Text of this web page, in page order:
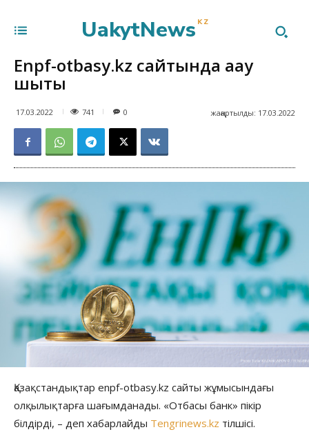
UakytNews KZ
Еnpf-otbasy.kz сайтында ақау
шықты
17.03.2022 741 жаңартылды: 17.03.2022
0
Қазақстандықтар enpf-otbasy.kz сайты жұмысындағы
олқылықтарға шағымданады. «Отбасы банк» пікір
білдірді, – деп хабарлайды Tengrinews.kz тілшісі.